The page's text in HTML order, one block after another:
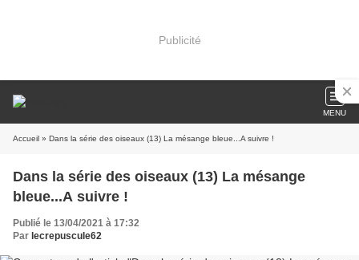
Publicité
MENU
Accueil » Dans la série des oiseaux (13) La mésange bleue...A suivre !
Dans la série des oiseaux (13) La mésange
bleue...A suivre !
Publié le 13/04/2021 à 17:32
Par lecrepuscule62